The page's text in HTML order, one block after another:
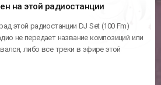
на этой радиостанции
этой радиостанции DJ Set (100 Fm)
не передает название композиций или
либо все треки в эфире этой